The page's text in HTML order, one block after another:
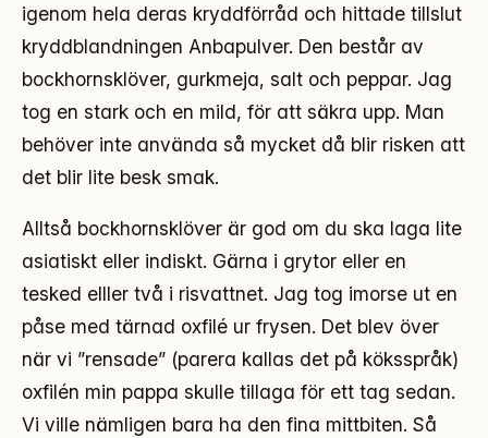
igenom hela deras kryddförråd och hittade tillslut
kryddblandningen Anbapulver. Den består av
bockhornsklöver, gurkmeja, salt och peppar. Jag
tog en stark och en mild, för att säkra upp. Man
behöver inte använda så mycket då blir risken att
det blir lite besk smak.
Alltså bockhornsklöver är god om du ska laga lite
asiatiskt eller indiskt. Gärna i grytor eller en
tesked elller två i risvattnet. Jag tog imorse ut en
påse med tärnad oxfilé ur frysen. Det blev över
när vi ”rensade” (parera kallas det på köksspråk)
oxfilén min pappa skulle tillaga för ett tag sedan.
Vi ville nämligen bara ha den fina mittbiten. Så